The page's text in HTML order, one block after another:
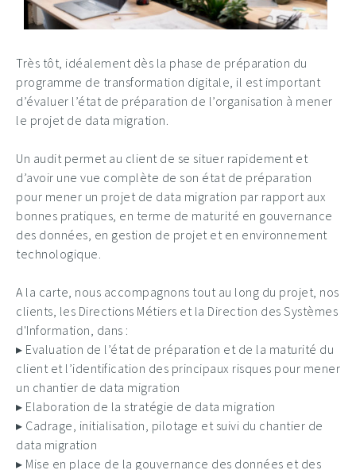
Très tôt, idéalement dès la phase de préparation du
programme de transformation digitale, il est important
d’évaluer l’état de préparation de l’organisation à mener
le projet de data migration.
Un audit permet au client de se situer rapidement et
d’avoir une vue complète de son état de préparation
pour mener un projet de data migration par rapport aux
bonnes pratiques, en terme de maturité en gouvernance
des données, en gestion de projet et en environnement
technologique.
A la carte, nous accompagnons tout au long du projet, nos
clients, les Directions Métiers et la Direction des Systèmes
d'Information, dans :
▸ Evaluation de l’état de préparation et de la maturité du
client et l’identification des principaux risques pour mener
un chantier de data migration
▸ Elaboration de la stratégie de data migration
▸ Cadrage, initialisation, pilotage et suivi du chantier de
data migration
▸ Mise en place de la gouvernance des données et des